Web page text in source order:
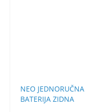
NEO JEDNORUČNA
BATERIJA ZIDNA